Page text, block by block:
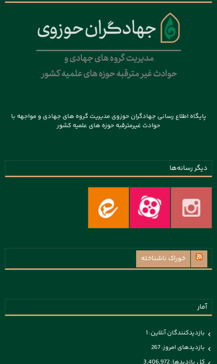
پایگاه اطلاع رسانی جهادگران حوزوی مدیریت گروه های جهادی و مواجهه با
حوادث غیرمترقبه حوزه های علمیه کشور
دیگر رسانه‌ها
خوراک ناشناخته
آمار
بازدیدکنندگان آنلاین:1
بازدیدهای امروز:267
کل بازدیدها:3,406,972